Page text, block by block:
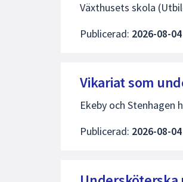
Växthusets skola
Publicerad: 2026-08-04
Vikariat som
Ekeby och
Publicerad: 2026-08-04